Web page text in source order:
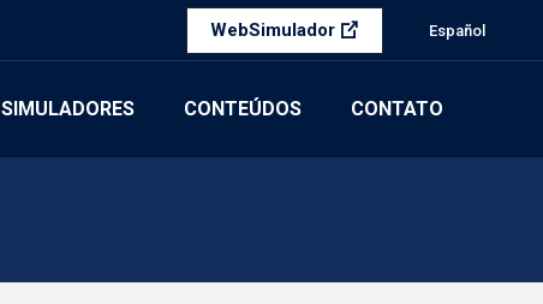
WebSimulador Español
SIMULADORES CONTEÚDOS CONTATO